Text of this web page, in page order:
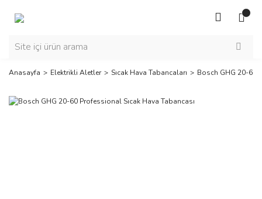
Anasayfa Elektrikli Aletler Sıcak Hava Tabancaları Bosch GHG 20-60